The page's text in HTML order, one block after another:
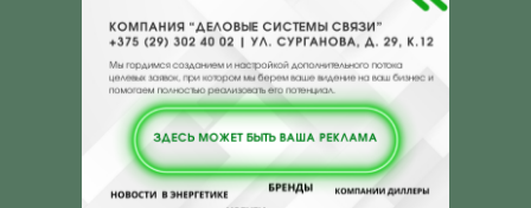
производстве молока даже при
частой смене операторов.
Помогает решить проблему
остатков на кормовом столе. Делает
каждый день потребление
кормосмеси более стабильным,
убирает проблемы пустых и